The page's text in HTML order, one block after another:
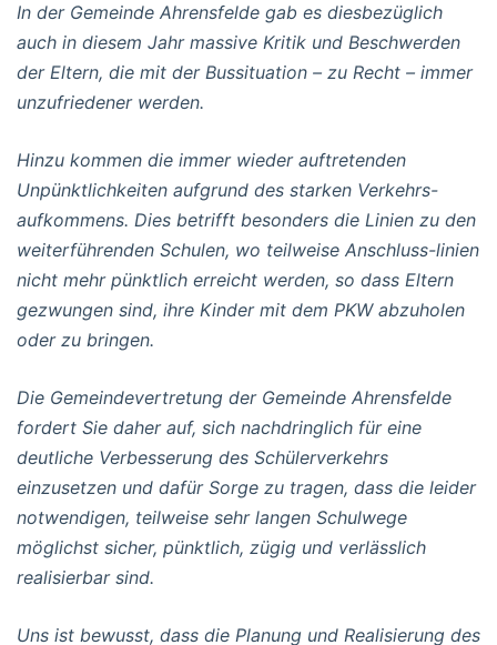
In der Gemeinde Ahrensfelde gab es diesbezüglich
auch in diesem Jahr massive Kritik und Beschwerden
der Eltern, die mit der Bussituation – zu Recht – immer
unzufriedener werden.
Hinzu kommen die immer wieder auftretenden
Unpünktlichkeiten aufgrund des starken Verkehrs-
aufkommens. Dies betrifft besonders die Linien zu den
weiterführenden Schulen, wo teilweise Anschluss-linien
nicht mehr pünktlich erreicht werden, so dass Eltern
gezwungen sind, ihre Kinder mit dem PKW abzuholen
oder zu bringen.
Die Gemeindevertretung der Gemeinde Ahrensfelde
fordert Sie daher auf, sich nachdringlich für eine
deutliche Verbesserung des Schülerverkehrs
einzusetzen und dafür Sorge zu tragen, dass die leider
notwendigen, teilweise sehr langen Schulwege
möglichst sicher, pünktlich, zügig und verlässlich
realisierbar sind.
Uns ist bewusst, dass die Planung und Realisierung des